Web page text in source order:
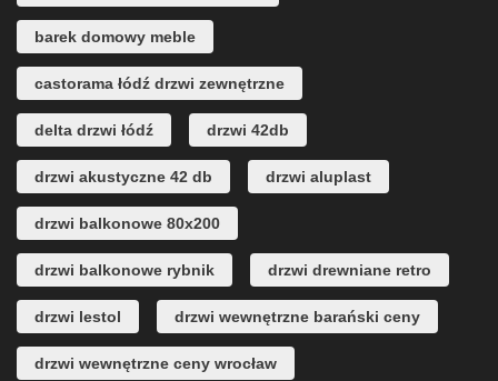
barek domowy meble
castorama łódź drzwi zewnętrzne
delta drzwi łódź drzwi 42db
drzwi akustyczne 42 db drzwi aluplast
drzwi balkonowe 80x200
drzwi balkonowe rybnik drzwi drewniane retro
drzwi lestol drzwi wewnętrzne barański ceny
drzwi wewnętrzne ceny wrocław